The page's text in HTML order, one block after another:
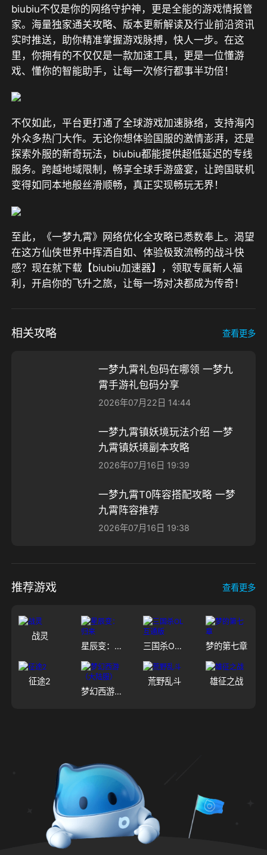
biubiu不仅是你的网络守护神，更是全能的游戏情报管
家。海量独家通关攻略、版本更新解读及行业前沿资讯
实时推送，助你精准掌握游戏脉搏，快人一步。在这
里，你拥有的不仅仅是一款加速工具，更是一位懂游
戏、懂你的智能助手，让每一次修行都事半功倍！
不仅如此，平台更打通了全球游戏加速脉络，支持海内
外众多热门大作。无论你想体验国服的激情澎湃，还是
探索外服的新奇玩法，biubiu都能提供超低延迟的专线
服务。跨越地域限制，畅享全球手游盛宴，让跨国联机
变得如同本地般丝滑顺畅，真正实现畅玩无界！
至此，《一梦九霄》网络优化全攻略已悉数奉上。渴望
在这方仙侠世界中挥洒自如、体验极致流畅的战斗快
感？现在就下载【biubiu加速器】，领取专属新人福
利，开启你的飞升之旅，让每一场对决都成为传奇！
相关攻略 查看更多
一梦九霄礼包码在哪领 一梦九
霄手游礼包码分享
2026年07月22日 14:44
一梦九霄镇妖境玩法介绍 一梦
九霄镇妖境副本攻略
2026年07月16日 19:39
一梦九霄T0阵容搭配攻略 一梦
九霄阵容推荐
2026年07月16日 19:38
推荐游戏 查看更多
战灵
星辰变：归来
三国杀OL互通版 梦的第七章
征途2
梦幻西游（大陆服）
荒野乱斗 雄征之战